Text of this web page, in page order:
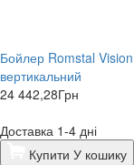
Бойлер Romstal
вертикальний
24 442,28Грн
Доставка 1-4 дні
Купити У кошику